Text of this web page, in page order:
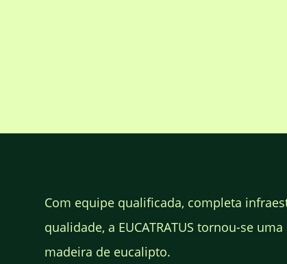
Com equipe qualificada, completa
qualidade, a EUCATRATUS tornou-se
madeira de eucalipto.